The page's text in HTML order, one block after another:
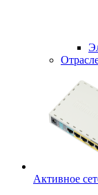
Активное